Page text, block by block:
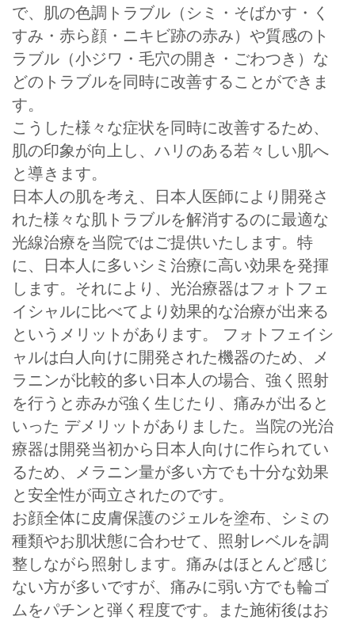
で、肌の色調トラブル（シミ・そばかす・く
すみ・赤ら顔・ニキビ跡の赤み）や質感のト
ラブル（小ジワ・毛穴の開き・ごわつき）な
どのトラブルを同時に改善することができま
す。
こうした様々な症状を同時に改善するため、
肌の印象が向上し、ハリのある若々しい肌へ
と導きます。
日本人の肌を考え、日本人医師により開発さ
れた様々な肌トラブルを解消するのに最適な
光線治療を当院ではご提供いたします。特
に、日本人に多いシミ治療に高い効果を発揮
します。それにより、光治療器はフォトフェ
イシャルに比べてより効果的な治療が出来る
というメリットがあります。 フォトフェイシ
ャルは白人向けに開発された機器のため、メ
ラニンが比較的多い日本人の場合、強く照射
を行うと赤みが強く生じたり、痛みが出ると
いった デメリットがありました。当院の光治
療器は開発当初から日本人向けに作られてい
るため、メラニン量が多い方でも十分な効果
と安全性が両立されたのです。
お顔全体に皮膚保護のジェルを塗布、シミの
種類やお肌状態に合わせて、照射レベルを調
整しながら照射します。痛みはほとんど感じ
ない方が多いですが、痛みに弱い方でも輪ゴ
ムをパチンと弾く程度です。また施術後はお